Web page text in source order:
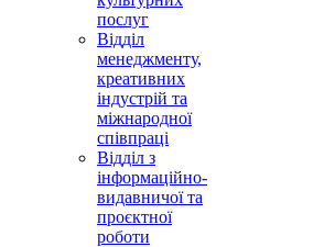
послуг
Відділ
менеджменту,
креативних
індустрій та
міжнародної
співпраці
Відділ з
інформаційно-
видавничої та
проєктної
роботи